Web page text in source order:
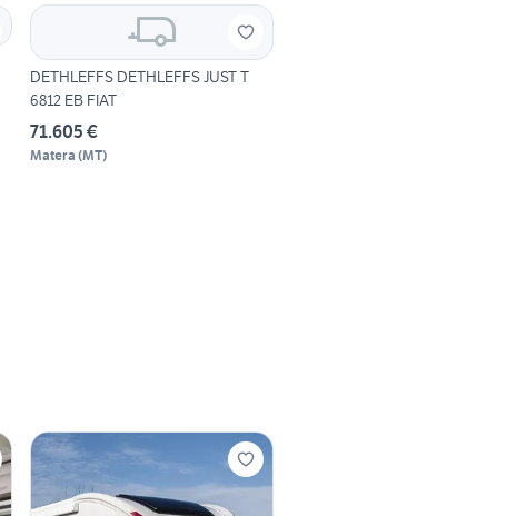
DETHLEFFS DETHLEFFS JUST T
6812 EB FIAT
71.605 €
Matera (MT)